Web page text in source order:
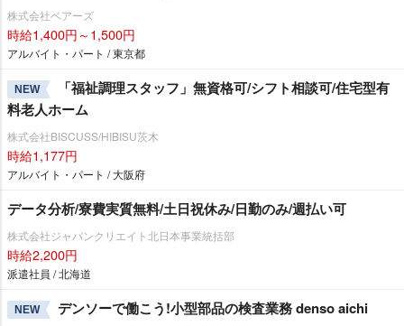
株式会社ベアーズ
時給1,400円～1,500円
アルバイト・パート / 東京都
NEW
「福祉調理スタッフ」無資格可/シフト相談可/住宅型有
料老人ホーム
株式会社BISCUSS/HIBISU茨木
時給1,177円
アルバイト・パート / 大阪府
データ分析/寮費実質無料/土日祝休み/日勤のみ/週払い可
株式会社ジャパンクリエイト北日本事業統括部
時給2,200円
派遣社員 / 北海道
NEW デンソーで働こう!小型部品の検査業務 denso aichi